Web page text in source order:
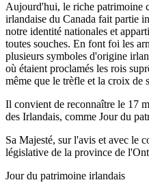
Aujourd'hui, le riche patrimoine
irlandaise du Canada fait partie
notre identité nationales et
toutes souches. En font foi les
plusieurs symboles d'origine
où étaient proclamés les rois
même que le trèfle et la croix de
Il convient de reconnaître le 17
des Irlandais, comme Jour du
Sa Majesté, sur l'avis et avec le
législative de la province de
Jour du patrimoine irlandais